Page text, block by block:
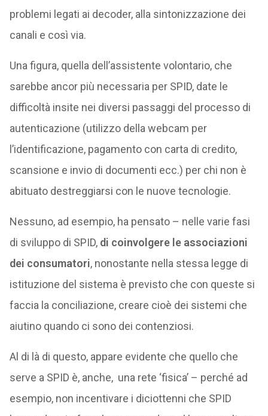
problemi legati ai decoder, alla sintonizzazione dei
canali e così via.
Una figura, quella dell’assistente volontario, che
sarebbe ancor più necessaria per SPID, date le
difficoltà insite nei diversi passaggi del processo di
autenticazione (utilizzo della webcam per
l’identificazione, pagamento con carta di credito,
scansione e invio di documenti ecc.) per chi non è
abituato destreggiarsi con le nuove tecnologie.
Nessuno, ad esempio, ha pensato – nelle varie fasi
di sviluppo di SPID, di coinvolgere le associazioni
dei consumatori, nonostante nella stessa legge di
istituzione del sistema è previsto che con queste si
faccia la conciliazione, creare cioè dei sistemi che
aiutino quando ci sono dei contenziosi.
Al di là di questo, appare evidente che quello che
serve a SPID è, anche, una rete ‘fisica’ – perché ad
esempio, non incentivare i diciottenni che SPID